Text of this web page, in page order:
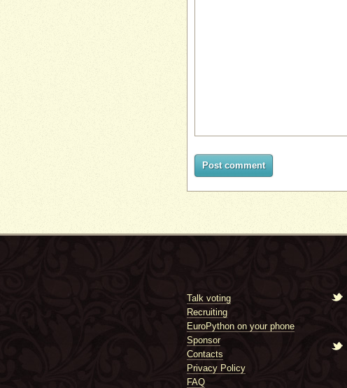
Post comment
Talk voting
Recruiting
EuroPython on your phone
Sponsor
Contacts
Privacy Policy
FAQ